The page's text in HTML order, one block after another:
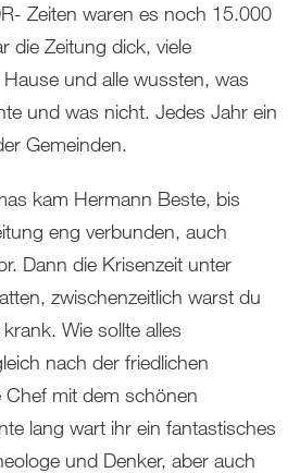
Zeiten waren es noch 15.000
die Zeitung dick, viele
und alle wussten, was
und was nicht. Jedes Jahr ein
Gemeinden.
kam Hermann Beste, bis
eng verbunden, auch
Dann die Krisenzeit unter
zwischenzeitlich warst du
Wie sollte alles
nach der friedlichen
Chef mit dem schönen
lang wart ihr ein fantastisches
und Denker, aber auch